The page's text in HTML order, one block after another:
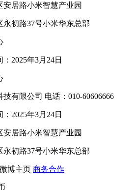
居路小米智慧产业园
初路37号小米华东总部
2025年3月24日
有限公司 电话：010-60606666
2025年3月24日
居路小米智慧产业园
初路37号小米华东总部
微博主页 商务合作